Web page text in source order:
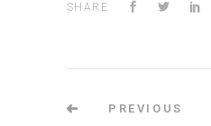
SHARE:
PREVIOUS